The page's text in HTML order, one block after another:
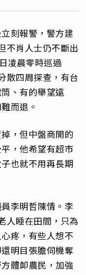
刻報警，警方建
不肖人士仍不斷出
凌晨零時巡過
散四周探查，有台
、有的舉望遠
而退。
，但中盤商開的
，他希望有超市
也就不用再長期
李明哲陳情。李
人睡在田間，只為
疼，有些人想不
明目張膽伺機奪
體卹農民，加強